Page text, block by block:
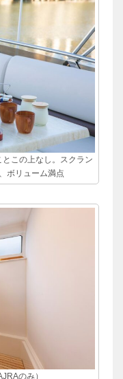
この上なし。スクラン
ボリューム満点
のみ）